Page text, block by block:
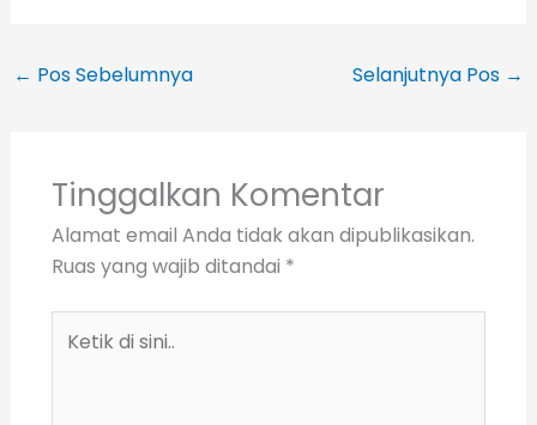
← Pos Sebelumnya Selanjutnya Pos →
Tinggalkan Komentar
Alamat email Anda tidak akan dipublikasikan.
Ruas yang wajib ditandai *